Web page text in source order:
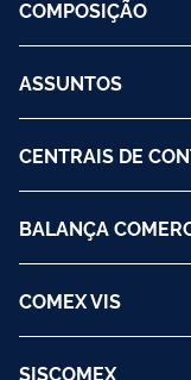
COMPOSIÇÃO
ASSUNTOS
CENTRAIS DE
BALANÇA
COMEX VIS
SISCOMEX